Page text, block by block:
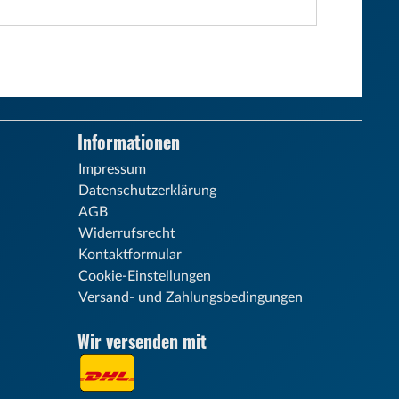
Informationen
Impressum
Datenschutzerklärung
AGB
Widerrufsrecht
Kontaktformular
Cookie-Einstellungen
Versand- und Zahlungsbedingungen
Wir versenden mit